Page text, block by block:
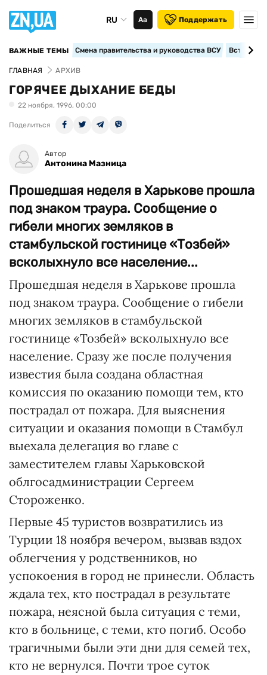
RU Аа Поддержать
ВАЖНЫЕ ТЕМЫ Смена правительства и руководства ВСУ
ГЛАВНАЯ АРХИВ
ГОРЯЧЕЕ ДЫХАНИЕ БЕДЫ
22 ноября, 1996, 00:00
Поделиться
Автор
Антонина Мазница
Прошедшая неделя в Харькове прошла
под знаком траура. Сообщение о
гибели многих земляков в
стамбульской гостинице «Тозбей»
всколыхнуло все население...
Прошедшая неделя в Харькове прошла
под знаком траура. Сообщение о гибели
многих земляков в стамбульской
гостинице «Тозбей» всколыхнуло все
население. Сразу же после получения
известия была создана областная
комиссия по оказанию помощи тем, кто
пострадал от пожара. Для выяснения
ситуации и оказания помощи в Стамбул
выехала делегация во главе с
заместителем главы Харьковской
облгосадминистрации Сергеем
Стороженко.
Первые 45 туристов возвратились из
Турции 18 ноября вечером, вызвав вздох
облегчения у родственников, но
успокоения в город не принесли. Область
ждала тех, кто пострадал в результате
пожара, неясной была ситуация с теми,
кто в больнице, с теми, кто погиб. Особо
трагичными были эти дни для семей тех,
кто не вернулся. Почти трое суток